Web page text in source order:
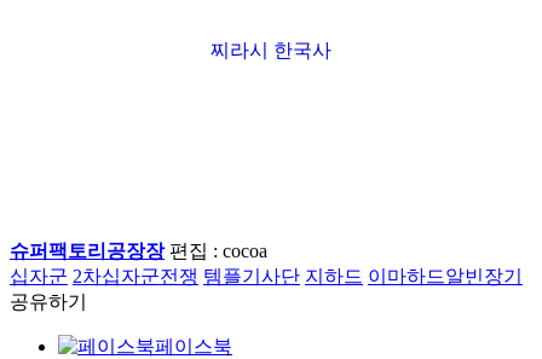
찌라시 한국사
슈퍼팩토리공장장 편집 : cocoa
십자군 2차십자군전쟁 템플기사단 지하드 이마하드알빈장기
공유하기
페이스북